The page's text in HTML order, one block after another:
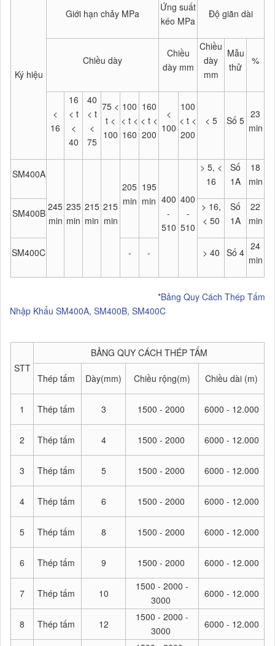
Ký hiệu
Giới hạn chảy MPa
Ứng suất
kéo MPa
Độ giãn dài
Chiều dày
Chiều
dày mm
Chiều
dày
mm
Mẫu
thử
%
<
16
16
< t
<
40
40
< t
<
75
75 <
t <
100
100
< t <
160
160
< t <
200
<
100
100
< t <
200
< 5 Số 5
23
min
SM400A
245
min
235
min
215
min
215
min
205
min
195
min 400
-
510
400
-
510
> 5, <
16
Số
1A
18
min
SM400B
> 16,
< 50
Số
1A
22
min
SM400C - - > 40 Số 4
24
min
*Bảng Quy Cách Thép Tấm
Nhập Khẩu SM400A, SM400B, SM400C
STT
BẢNG QUY CÁCH THÉP TẤM
Thép tấm Dày(mm) Chiều rộng(m) Chiều dài (m)
1 Thép tấm 3 1500 - 2000 6000 - 12.000
2 Thép tấm 4 1500 - 2000 6000 - 12.000
3 Thép tấm 5 1500 - 2000 6000 - 12.000
4 Thép tấm 6 1500 - 2000 6000 - 12.000
5 Thép tấm 8 1500 - 2000 6000 - 12.000
6 Thép tấm 9 1500 - 2000 6000 - 12.000
7 Thép tấm 10
1500 - 2000 -
3000
6000 - 12.000
8 Thép tấm 12
1500 - 2000 -
3000
6000 - 12.000